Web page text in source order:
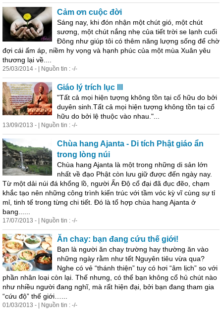
Cảm ơn cuộc đời
Sáng nay, khi đón nhận một chút gió, một chút
sương, một chút nắng nhẹ của tiết trời se lạnh cuối
Đông như giúp tôi có thêm năng lượng sống để chờ
đợi cái ấm áp, niềm hy vọng và hạnh phúc của một mùa Xuân yêu
thương lại về....
25/03/2014 - | Nguồn tin : -/-
Giáo lý trích lục III
"Tất cả mọi hiện tượng không tồn tại cố hữu do bởi
duyên sinh.Tất cả mọi hiện tượng không tồn tại cố
hữu do bởi lệ thuộc vào nhau."...
13/09/2013 - | Nguồn tin : -/-
Chùa hang Ajanta - Di tích Phật giáo ẩn
trong lòng núi
Chùa hang Ajanta là một trong những di sản lớn
nhất về đạo Phật còn lưu giữ được đến ngày nay.
Từ một dải núi đá khổng lồ, người Ấn Độ cổ đại đã đục đẽo, chạm
khắc tạo nên những công trình kiến trúc với tầm vóc kỳ vĩ cùng sự tỉ
mỉ, tinh tế trong từng chi tiết. Đó là tổ hợp chùa hang Ajanta ở
bang......
17/07/2013 - | Nguồn tin : -/-
Ăn chay: bạn đang cứu thế giới!
Bạn là người ăn chay trường hay thường ăn vào
những ngày rằm như tết Nguyên tiêu vừa qua?
Nghe có vẻ “thánh thiện” tuy có hơi “âm lịch” so với
phần nhân loại còn lại. Thế nhưng, có thể bạn không cổ hủ chút nào
như nhiều người đang nghĩ, mà rất hiện đại, bởi bạn đang tham gia
“cứu độ” thế giới…...
01/03/2013 - | Nguồn tin : -/-